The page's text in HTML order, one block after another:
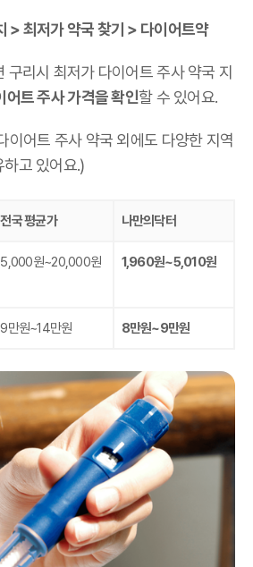
> 최저가 약국 찾기 > 다이어트약
구리시 최저가 다이어트 주사 약국 지
어트 주사 가격을 확인할 수 있어요.
이어트 주사 약국 외에도 다양한 지역
고 있어요.)
전국 평균가 나만의닥터
5,000원~20,000원 1,960원~5,010원
9만원~14만원 8만원~9만원